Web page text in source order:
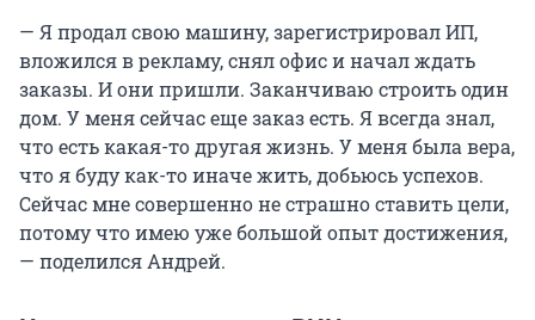
— Я продал свою машину, зарегистрировал ИП,
вложился в рекламу, снял офис и начал ждать
заказы. И они пришли. Заканчиваю строить один
дом. У меня сейчас еще заказ есть. Я всегда знал,
что есть какая-то другая жизнь. У меня была вера,
что я буду как-то иначе жить, добьюсь успехов.
Сейчас мне совершенно не страшно ставить цели,
потому что имею уже большой опыт достижения,
— поделился Андрей.